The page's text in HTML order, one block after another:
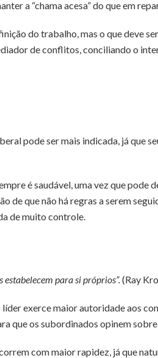
a “chama acesa” do que em
do trabalho, mas o que deve
de conflitos, conciliando o
pode ser mais indicada, já que
é saudável, uma vez que pode
de que não há regras a serem
de muito controle.
estabelecem para si próprios”. (Ray
exerce maior autoridade aos
que os subordinados opinem
com maior rapidez, já que